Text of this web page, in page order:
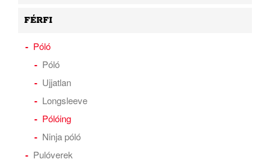
FÉRFI
Póló
Póló
Ujjatlan
Longsleeve
Pólóing
Ninja póló
Pulóverek